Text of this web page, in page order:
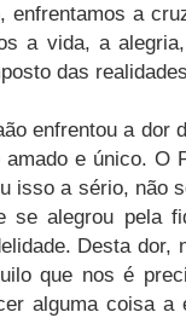
enfrentamos a
a vida, a
das
enfrentou a dor
amado e único. O
isso a sério, não
se alegrou pela
Desta dor,
que nos é
alguma coisa